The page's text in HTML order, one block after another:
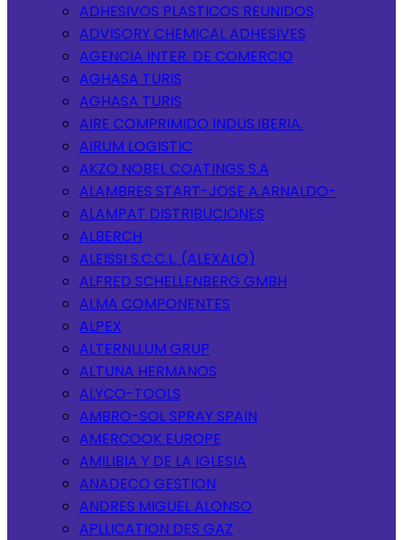
ADHESIVOS PLASTICOS REUNIDOS
ADVISORY CHEMICAL ADHESIVES
AGENCIA INTER. DE COMERCIO
AGHASA TURIS
AGHASA TURIS
AIRE COMPRIMIDO INDUS.IBERIA.
AIRUM LOGISTIC
AKZO NOBEL COATINGS S.A
ALAMBRES START-JOSE A.ARNALDO-
ALAMPAT DISTRIBUCIONES
ALBERCH
ALEISSI S.C.C.L. (ALEXALO)
ALFRED SCHELLENBERG GMBH
ALMA COMPONENTES
ALPEX
ALTERNLLUM GRUP
ALTUNA HERMANOS
ALYCO-TOOLS
AMBRO-SOL SPRAY SPAIN
AMERCOOK EUROPE
AMILIBIA Y DE LA IGLESIA
ANADECO GESTION
ANDRES MIGUEL ALONSO
APLLICATION DES GAZ